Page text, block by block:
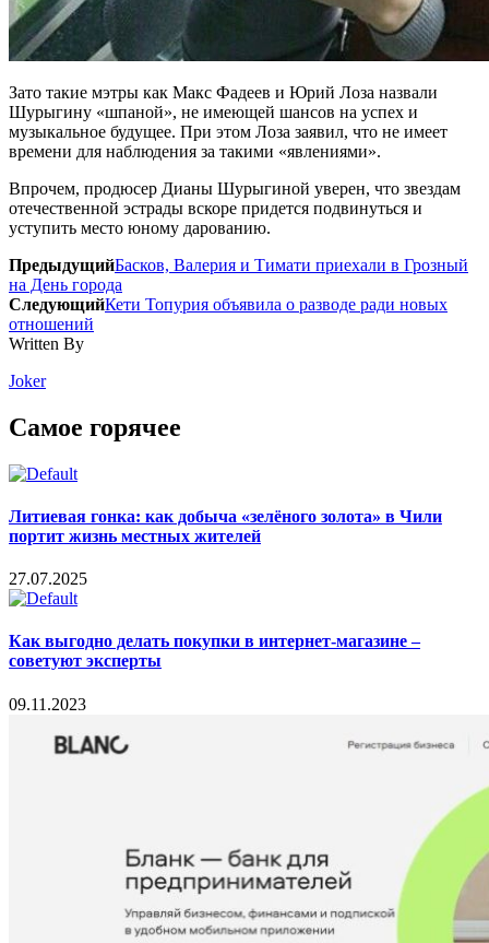
Зато такие мэтры как Макс Фадеев и Юрий Лоза назвали
Шурыгину «шпаной», не имеющей шансов на успех и
музыкальное будущее. При этом Лоза заявил, что не имеет
времени для наблюдения за такими «явлениями».
Впрочем, продюсер Дианы Шурыгиной уверен, что звездам
отечественной эстрады вскоре придется подвинуться и
уступить место юному дарованию.
ПредыдущийБасков, Валерия и Тимати приехали в Грозный
на День города
СледующийКети Топурия объявила о разводе ради новых
отношений
Written By
Joker
Самое горячее
Литиевая гонка: как добыча «зелёного золота» в Чили
портит жизнь местных жителей
27.07.2025
Как выгодно делать покупки в интернет-магазине –
советуют эксперты
09.11.2023